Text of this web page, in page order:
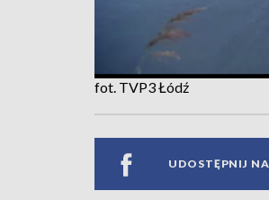
fot. TVP3 Łódź
UDOSTĘPNIJ